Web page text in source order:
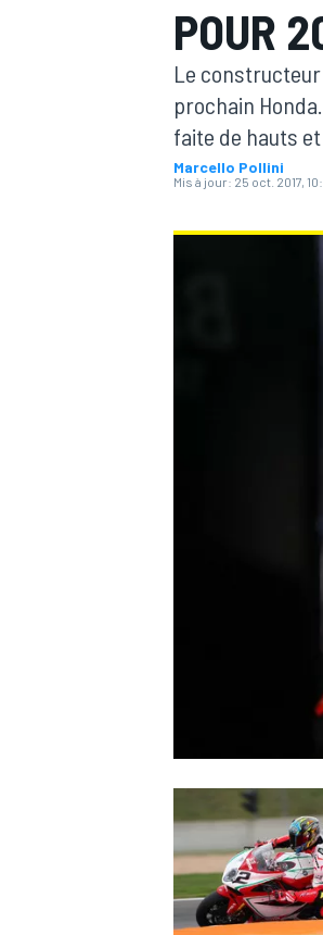
MOTOGP
WEC
POUR
Le
prochain
faite de hauts et
Marcello Pollini
Mis à jour: 25 oct. 2017,